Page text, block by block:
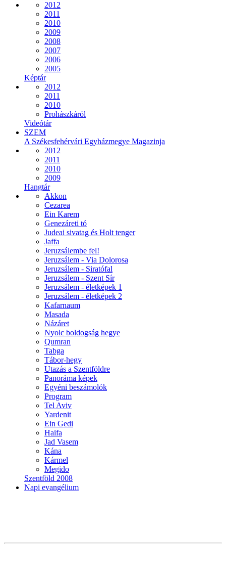
2012
2011
2010
2009
2008
2007
2006
2005
Képtár
2012
2011
2010
Prohászkáról
Videótár
SZEM
A Székesfehérvári Egyházmegye Magazinja
2012
2011
2010
2009
Hangtár
Akkon
Cezarea
Ein Karem
Genezáreti tó
Judeai sivatag és Holt tenger
Jaffa
Jeruzsálembe fel!
Jeruzsálem - Via Dolorosa
Jeruzsálem - Siratófal
Jeruzsálem - Szent Sír
Jeruzsálem - életképek 1
Jeruzsálem - életképek 2
Kafarnaum
Masada
Názáret
Nyolc boldogság hegye
Qumran
Tabga
Tábor-hegy
Utazás a Szentföldre
Panoráma képek
Egyéni beszámolók
Program
Tel Aviv
Yardenit
Ein Gedi
Haifa
Jad Vasem
Kána
Kármel
Megido
Szentföld 2008
Napi evangélium